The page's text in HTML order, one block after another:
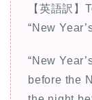
【英語訳
“New
“New
before the